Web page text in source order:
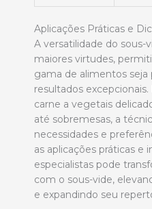
Aplicações Práticas e
A versatilidade do sous-
maiores virtudes,
gama de alimentos seja
resultados
carne a vegetais
até sobremesas, a
necessidades e
as aplicações práticas e
especialistas pode
com o sous-vide,
e expandindo seu